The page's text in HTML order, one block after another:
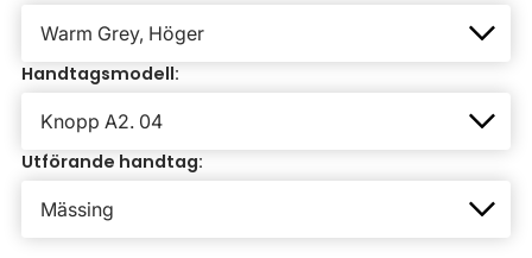
Handtagsmodell:
Utförande handtag: